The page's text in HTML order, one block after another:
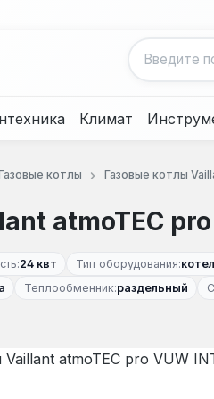
Климат
котлы Газовые котлы
atmoTEC
24 квт Тип оборудования:
Теплообменник:раздельный